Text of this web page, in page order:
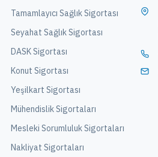
Tamamlayıcı Sağlık Sigortası
Seyahat Sağlık Sigortası
DASK Sigortası
Konut Sigortası
Yeşilkart Sigortası
Mühendislik Sigortaları
Mesleki Sorumluluk Sigortaları
Nakliyat Sigortaları